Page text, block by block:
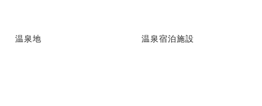
温泉地 温泉宿泊施設